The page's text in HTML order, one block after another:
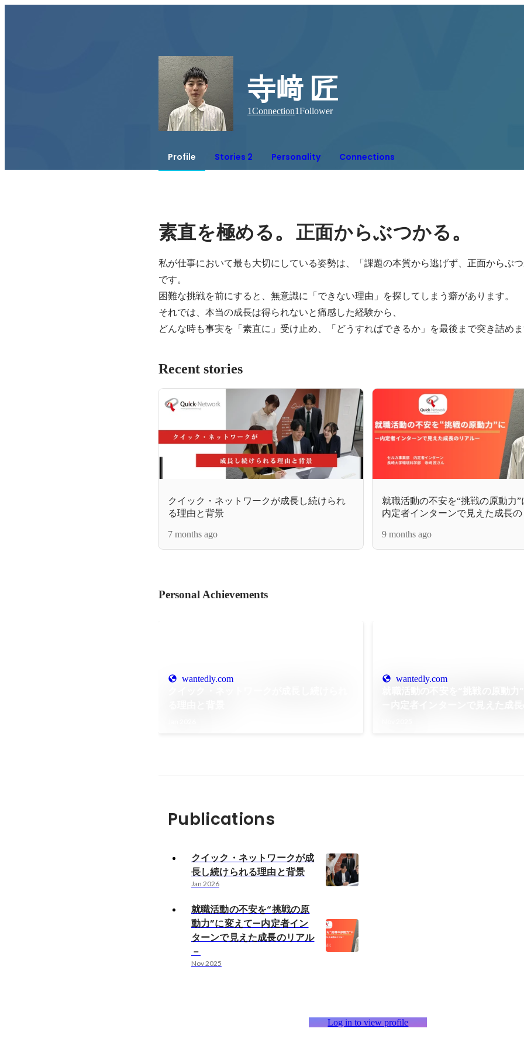
寺﨑 匠
1Connection1Follower
Profile Stories 2 Personality Connections
素直を極める。 正面からぶつかる。
私が仕事において最も大切にしている姿勢は、「課題の本質から逃げず、正面からぶ
です。
困難な挑戦を前にすると、無意識に「できない理由」を探してしまう癖があります。
それでは、本当の成長は得られないと痛感した経験から、
どんな時も事実を「素直に」受け止め、「どうすればできるか」を最後まで突き詰めま
Recent stories
クイック・ネットワークが成長し続けられ
る理由と背景
7 months ago
就職活動の不安を“挑戦の原動力
内定者インターンで見えた成長の
9 months ago
Personal Achievements
wantedly.com wantedly.com
Publications
クイック・ネットワークが成
長し続けられる理由と背景
Jan 2026
就職活動の不安を“挑戦の原
動力”に変えて—内定者イン
ターンで見えた成長のリアル
－
Nov 2025
Log in to view profile